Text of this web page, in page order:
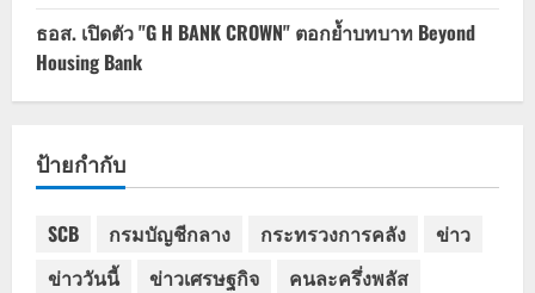
ธอส. เปิดตัว "G H BANK CROWN" ตอกย้ำบทบาท Beyond
Housing Bank
ป้ายกำกับ
SCB กรมบัญชีกลาง กระทรวงการคลัง
ข่าว
ข่าววันนี้
ข่าวเศรษฐกิจ
คนละครึ่งพลัส